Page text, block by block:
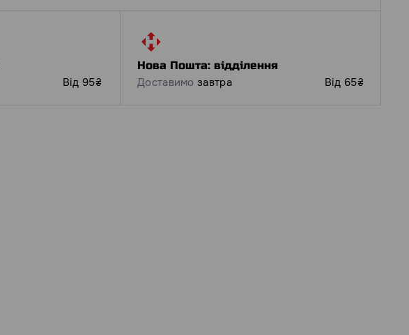
Від 95₴
Нова Пошта: відділення
Доставимо завтра Від 65₴